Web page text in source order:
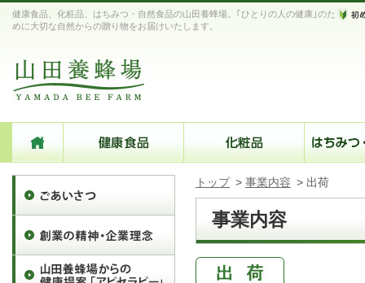
健康食品、化粧品、はちみつ・自然食品の山田養蜂場。｢ひとりの人の健康｣のた
めに大切な自然からの贈り物をお届けいたします。
トップ > 事業内容 > 出荷
事業内容